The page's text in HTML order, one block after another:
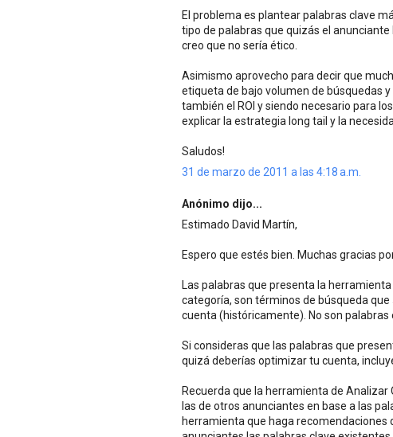
El problema es plantear palabras clave
tipo de palabras que quizás el
creo que no sería ético.
Asimismo aprovecho para decir que
etiqueta de bajo volumen de búsquedas
también el ROI y siendo necesario para
explicar la estrategia long tail y la
Saludos!
31 de marzo de 2011 a las 4:18 a.m.
Anónimo dijo...
Estimado David Martín,
Espero que estés bien. Muchas gracias
Las palabras que presenta la
categoría, son términos de búsqueda
cuenta (históricamente). No son palabras
Si consideras que las palabras que
quizá deberías optimizar tu cuenta,
Recuerda que la herramienta de
las de otros anunciantes en base a las
herramienta que haga